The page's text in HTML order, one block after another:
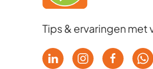
Tips & ervaringen